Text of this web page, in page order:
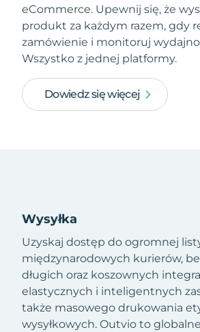
eCommerce. Upewnij się, że
produkt za każdym razem, gdy
zamówienie i monitoruj
Wszystko z jednej platformy.
Dowiedz się więcej
Wysyłka
Uzyskaj dostęp do ogromnej
międzynarodowych kurierów,
długich oraz koszownych
elastycznych i inteligentnych
także masowego drukowania
wysyłkowych. Outvio to